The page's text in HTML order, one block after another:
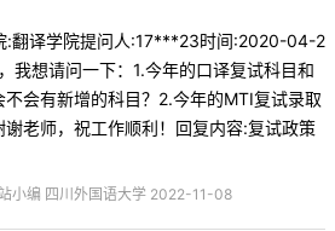
:翻译学院提问人:17***23时间:2020-04-2
我想请问一下：1.今年的口译复试科目和
会有新增的科目？2.今年的MTI复试录取
老师，祝工作顺利！回复内容:复试政策
小编 四川外国语大学 2022-11-08